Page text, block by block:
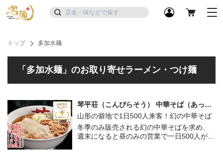
トップ 多加水麺
「多加水麺」のお取り寄せラーメン・つけ麺
琴平荘（こんぴらそう） 中華そば（あっさ
り）
山形の僻地で1日500人来客！幻の中華そば
冬季のみ販売される幻の中華そばを求め、
週末になると昼のみの営業で一日500人が訪